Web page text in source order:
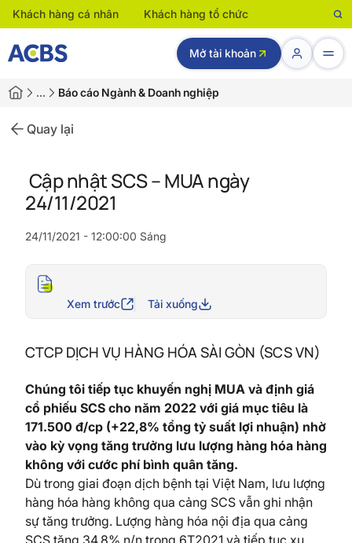
Khách hàng cá nhân Khách hàng tổ chức
Mở tài khoản
… Báo cáo Ngành & Doanh nghiệp
Quay lại
Cập nhật SCS – MUA ngày
24/11/2021
24/11/2021 - 12:00:00 Sáng
Xem trước Tải xuống
CTCP DỊCH VỤ HÀNG HÓA SÀI GÒN (SCS VN)
Chúng tôi tiếp tục khuyến nghị MUA và định giá
cổ phiếu SCS cho năm 2022 với giá mục tiêu là
171.500 đ/cp (+22,8% tổng tỷ suất lợi nhuận) nhờ
vào kỳ vọng tăng trưởng lưu lượng hàng hóa hàng
không với cước phí bình quân tăng.
Dù trong giai đoạn dịch bệnh tại Việt Nam, lưu lượng
hàng hóa hàng không qua cảng SCS vẫn ghi nhận
sự tăng trưởng. Lượng hàng hóa nội địa qua cảng
SCS tăng 34,8% n/n trong 6T2021 và tiếp tục xu